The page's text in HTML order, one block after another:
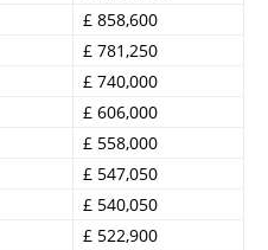
£ 858,600
£ 781,250
£ 740,000
£ 606,000
£ 558,000
£ 547,050
£ 540,050
£ 522,900